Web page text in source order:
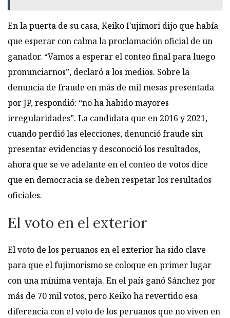
En la puerta de su casa, Keiko Fujimori dijo que había
que esperar con calma la proclamación oficial de un
ganador. “Vamos a esperar el conteo final para luego
pronunciarnos”, declaró a los medios. Sobre la
denuncia de fraude en más de mil mesas presentada
por JP, respondió: “no ha habido mayores
irregularidades”. La candidata que en 2016 y 2021,
cuando perdió las elecciones, denunció fraude sin
presentar evidencias y desconoció los resultados,
ahora que se ve adelante en el conteo de votos dice
que en democracia se deben respetar los resultados
oficiales.
El voto en el exterior
El voto de los peruanos en el exterior ha sido clave
para que el fujimorismo se coloque en primer lugar
con una mínima ventaja. En el país ganó Sánchez por
más de 70 mil votos, pero Keiko ha revertido esa
diferencia con el voto de los peruanos que no viven en